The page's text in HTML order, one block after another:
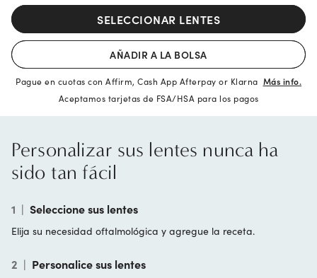
SELECCIONAR LENTES
AÑADIR A LA BOLSA
Pague en cuotas con Affirm, Cash App Afterpay or Klarna Más info.
Aceptamos tarjetas de FSA/HSA para los pagos
Personalizar sus lentes nunca ha
sido tan fácil
1 | Seleccione sus lentes
Elija su necesidad oftalmológica y agregue la receta.
2 | Personalice sus lentes